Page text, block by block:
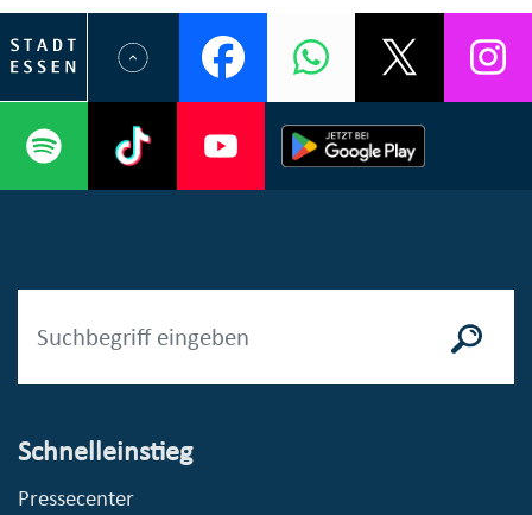
Schnelleinstieg
Pressecenter